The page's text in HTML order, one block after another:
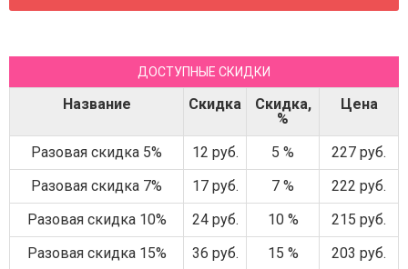
ДОСТУПНЫЕ СКИДКИ
Название Скидка
Скидка,
%
Цена
Разовая скидка 5% 12 руб. 5 %
227 руб.
Разовая скидка 7%
17 руб. 7 %
222 руб.
Разовая скидка 10%
24 руб. 10 %
215 руб.
Разовая скидка 15%
36 руб. 15 %
203 руб.